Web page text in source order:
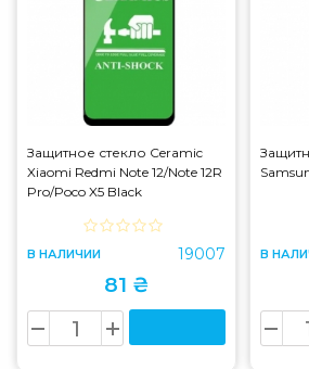
Защитное стекло Ceramic
Xiaomi Redmi Note 12/Note 12R
Pro/Poco X5 Black
В НАЛИЧИИ 19007
81 ₴
В